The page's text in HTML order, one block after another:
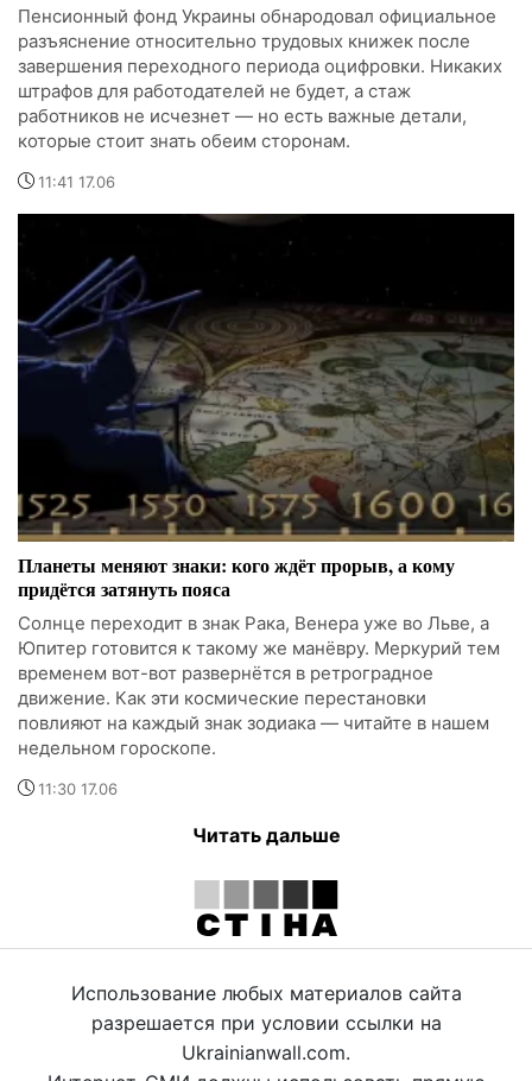
Пенсионный фонд Украины обнародовал официальное
разъяснение относительно трудовых книжек после
завершения переходного периода оцифровки. Никаких
штрафов для работодателей не будет, а стаж
работников не исчезнет — но есть важные детали,
которые стоит знать обеим сторонам.
11:41 17.06
Планеты меняют знаки: кого ждёт прорыв, а кому
придётся затянуть пояса
Солнце переходит в знак Рака, Венера уже во Льве, а
Юпитер готовится к такому же манёвру. Меркурий тем
временем вот-вот развернётся в ретроградное
движение. Как эти космические перестановки
повлияют на каждый знак зодиака — читайте в нашем
недельном гороскопе.
11:30 17.06
Читать дальше
Использование любых материалов сайта
разрешается при условии ссылки на
Ukrainianwall.com.